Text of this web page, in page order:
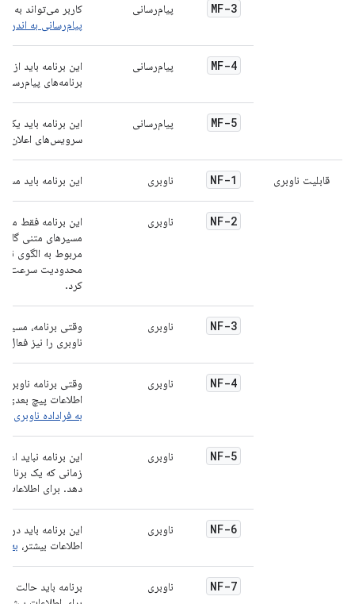
MF-3 پیام‌رسانی
کاربر می‌تواند به
پیام‌رسانی به
MF-4 پیام‌رسانی
این برنامه باید از
برنامه‌های
MF-5 پیام‌رسانی
این برنامه باید
سرویس‌های اعلان،
قابلیت ناوبری NF-1 ناوبری این برنامه باید
NF-2 ناوبری
این برنامه فقط
مسیرهای متنی گام
مربوط به الگوی
محدودیت سرعت،
کرد.
NF-3 ناوبری
وقتی برنامه،
ناوبری را نیز فعال
NF-4 ناوبری
وقتی برنامه
اطلاعات پیچ بعدی
به فراداده ناوبری
NF-5 ناوبری
این برنامه نباید
زمانی که یک برنامه
دهد. برای اطلاعات
NF-6 ناوبری
این برنامه باید
اطلاعات بیشتر، به
NF-7 ناوبری
برنامه باید حالت